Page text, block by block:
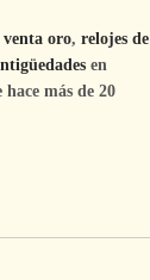
venta oro, relojes de
en
más de 20